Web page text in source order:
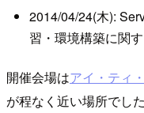
2014/04/24(木):
習・環境構築に関
開催会場はアイ・ティ
が程なく近い場所でし